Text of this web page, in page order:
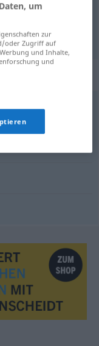
um
zur
oder Zugriff auf
und Inhalte,
und